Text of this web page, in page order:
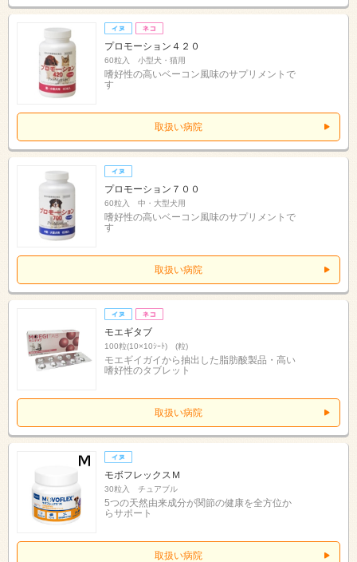
プロモーション４２０
60粒入 小型犬・猫用
嗜好性の高いベーコン風味のサプリメントで
す
取扱い病院
プロモーション７００
60粒入 中・大型犬用
嗜好性の高いベーコン風味のサプリメントで
す
取扱い病院
モエギタブ
100粒(10×10ｼｰﾄ) (粒)
モエギイガイから抽出した脂肪酸製品・高い
嗜好性のタブレット
取扱い病院
モボフレックスＭ
30粒入 チュアブル
5つの天然由来成分が関節の健康を全方位か
らサポート
取扱い病院